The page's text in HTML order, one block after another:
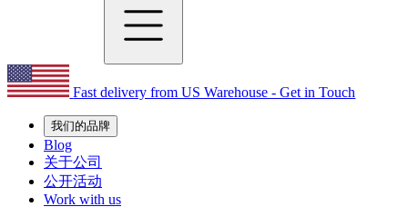
Fast delivery from US Warehouse - Get in Touch
我们的品牌
Blog
关于公司
公开活动
Work with us